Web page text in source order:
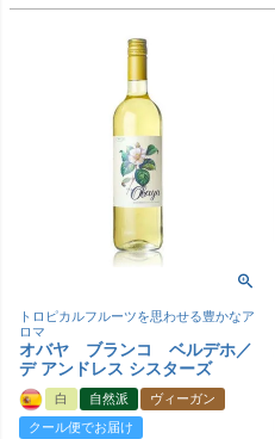
トロピカルフルーツを思わせる豊かなア
ロマ
オバヤ ブランコ ベルデホ／
デ アンドレス シスターズ
白 自然派
ヴィーガン
クール便でお届け